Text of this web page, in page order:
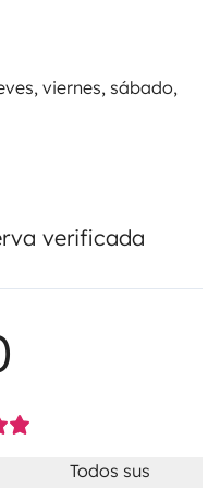
viernes, sábado,
verificada
Todos sus